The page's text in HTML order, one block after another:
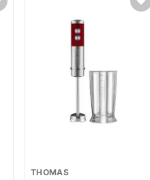
THOMAS